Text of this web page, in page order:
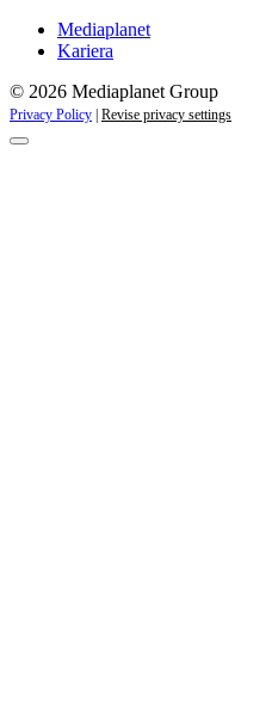
Mediaplanet
Kariera
© 2026 Mediaplanet Group
Privacy Policy Revise privacy settings